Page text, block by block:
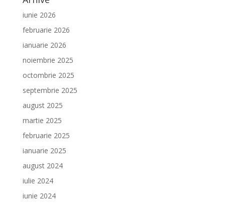
iunie 2026
februarie 2026
ianuarie 2026
noiembrie 2025
octombrie 2025
septembrie 2025
august 2025
martie 2025
februarie 2025
ianuarie 2025
august 2024
iulie 2024
iunie 2024